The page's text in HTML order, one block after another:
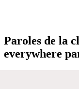
Paroles de la
everywhere